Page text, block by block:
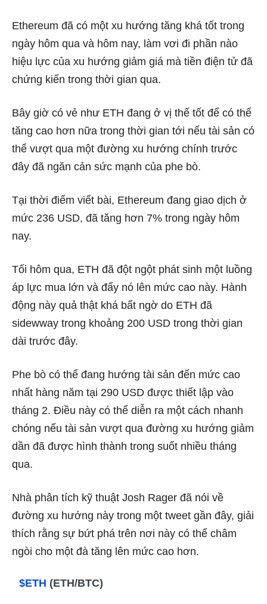
Ethereum đã có một xu hướng tăng khá tốt trong
ngày hôm qua và hôm nay, làm vơi đi phần nào
hiệu lực của xu hướng giảm giá mà tiền điện tử đã
chứng kiến trong thời gian qua.
Bây giờ có vẻ như ETH đang ở vị thế tốt để có thể
tăng cao hơn nữa trong thời gian tới nếu tài sản có
thể vượt qua một đường xu hướng chính trước
đây đã ngăn cản sức mạnh của phe bò.
Tại thời điểm viết bài, Ethereum đang giao dịch ở
mức 236 USD, đã tăng hơn 7% trong ngày hôm
nay.
Tối hôm qua, ETH đã đột ngột phát sinh một luồng
áp lực mua lớn và đẩy nó lên mức cao này. Hành
động này quả thật khá bất ngờ do ETH đã
sidewway trong khoảng 200 USD trong thời gian
dài trước đây.
Phe bò có thể đang hướng tài sản đến mức cao
nhất hàng năm tại 290 USD được thiết lập vào
tháng 2. Điều này có thể diễn ra một cách nhanh
chóng nếu tài sản vượt qua đường xu hướng giảm
dần đã được hình thành trong suốt nhiều tháng
qua.
Nhà phân tích kỹ thuật Josh Rager đã nói về
đường xu hướng này trong một tweet gần đây, giải
thích rằng sự bứt phá trên nơi này có thể châm
ngòi cho một đà tăng lên mức cao hơn.
$ETH (ETH/BTC)